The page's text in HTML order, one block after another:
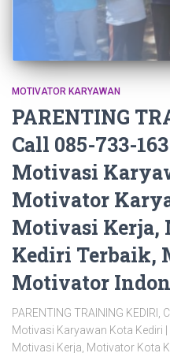
MOTIVATOR KARYAWAN
PARENTING
Call 085-733-
Motivasi
Motivator
Motivasi Kerja,
Kediri Terbaik,
Motivator
PARENTING TRAINING
Motivasi Karyawan Kota Kediri
Motivasi Kerja, Motivator Kota